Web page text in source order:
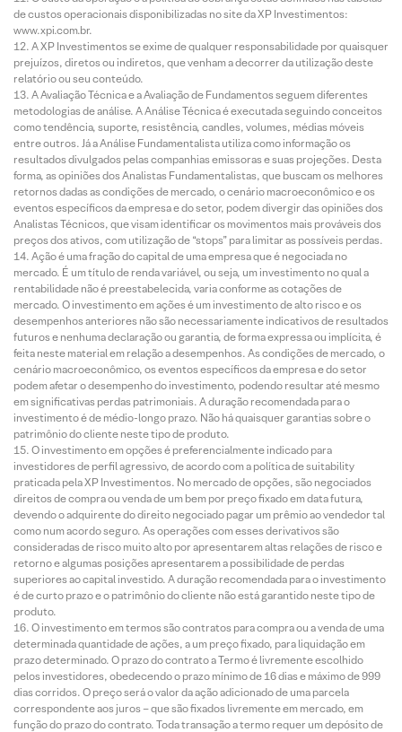
de custos operacionais disponibilizadas no site da XP Investimentos:
www.xpi.com.br.
A XP Investimentos se exime de qualquer responsabilidade por quaisquer
prejuízos, diretos ou indiretos, que venham a decorrer da utilização deste
relatório ou seu conteúdo.
A Avaliação Técnica e a Avaliação de Fundamentos seguem diferentes
metodologias de análise. A Análise Técnica é executada seguindo conceitos
como tendência, suporte, resistência, candles, volumes, médias móveis
entre outros. Já a Análise Fundamentalista utiliza como informação os
resultados divulgados pelas companhias emissoras e suas projeções. Desta
forma, as opiniões dos Analistas Fundamentalistas, que buscam os melhores
retornos dadas as condições de mercado, o cenário macroeconômico e os
eventos específicos da empresa e do setor, podem divergir das opiniões dos
Analistas Técnicos, que visam identificar os movimentos mais prováveis dos
preços dos ativos, com utilização de “stops” para limitar as possíveis perdas.
Ação é uma fração do capital de uma empresa que é negociada no
mercado. É um título de renda variável, ou seja, um investimento no qual a
rentabilidade não é preestabelecida, varia conforme as cotações de
mercado. O investimento em ações é um investimento de alto risco e os
desempenhos anteriores não são necessariamente indicativos de resultados
futuros e nenhuma declaração ou garantia, de forma expressa ou implícita, é
feita neste material em relação a desempenhos. As condições de mercado, o
cenário macroeconômico, os eventos específicos da empresa e do setor
podem afetar o desempenho do investimento, podendo resultar até mesmo
em significativas perdas patrimoniais. A duração recomendada para o
investimento é de médio-longo prazo. Não há quaisquer garantias sobre o
patrimônio do cliente neste tipo de produto.
O investimento em opções é preferencialmente indicado para
investidores de perfil agressivo, de acordo com a política de suitability
praticada pela XP Investimentos. No mercado de opções, são negociados
direitos de compra ou venda de um bem por preço fixado em data futura,
devendo o adquirente do direito negociado pagar um prêmio ao vendedor tal
como num acordo seguro. As operações com esses derivativos são
consideradas de risco muito alto por apresentarem altas relações de risco e
retorno e algumas posições apresentarem a possibilidade de perdas
superiores ao capital investido. A duração recomendada para o investimento
é de curto prazo e o patrimônio do cliente não está garantido neste tipo de
produto.
O investimento em termos são contratos para compra ou a venda de uma
determinada quantidade de ações, a um preço fixado, para liquidação em
prazo determinado. O prazo do contrato a Termo é livremente escolhido
pelos investidores, obedecendo o prazo mínimo de 16 dias e máximo de 999
dias corridos. O preço será o valor da ação adicionado de uma parcela
correspondente aos juros – que são fixados livremente em mercado, em
função do prazo do contrato. Toda transação a termo requer um depósito de